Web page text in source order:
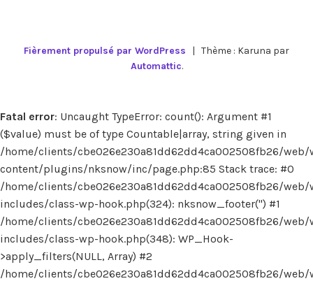
Fièrement propulsé par WordPress | Thème : Karuna par
Automattic.
Fatal error: Uncaught TypeError: count(): Argument #1
($value) must be of type Countable|array, string given in
/home/clients/cbe026e230a81dd62dd4ca002508fb26/web/
content/plugins/nksnow/inc/page.php:85 Stack trace: #0
/home/clients/cbe026e230a81dd62dd4ca002508fb26/web/
includes/class-wp-hook.php(324): nksnow_footer('') #1
/home/clients/cbe026e230a81dd62dd4ca002508fb26/web/
includes/class-wp-hook.php(348): WP_Hook-
>apply_filters(NULL, Array) #2
/home/clients/cbe026e230a81dd62dd4ca002508fb26/web/